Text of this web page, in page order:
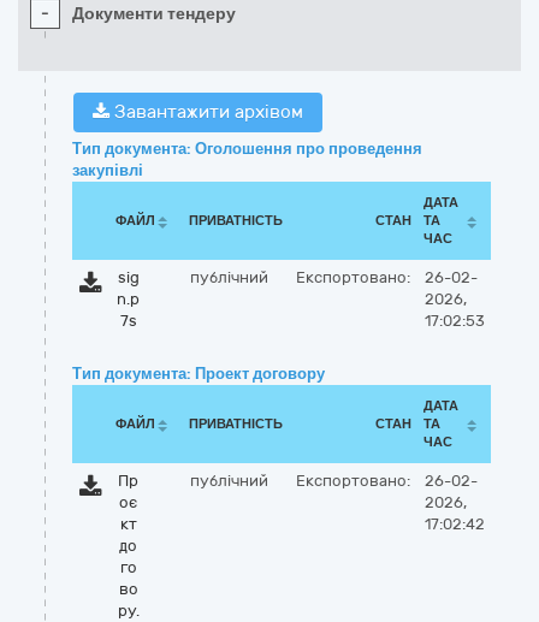
- Документи тендеру
Завантажити архівом
Тип документа: Оголошення про проведення
закупівлі
ФАЙЛ ПРИВАТНІСТЬ СТАН
ДАТА
ТА
ЧАС
sig
n.p
7s
публічний Експортовано:
26-02-
2026,
17:02:53
Тип документа: Проект договору
ФАЙЛ ПРИВАТНІСТЬ СТАН
ДАТА
ТА
ЧАС
Пр
оє
кт
до
го
во
ру.
публічний Експортовано:
26-02-
2026,
17:02:42